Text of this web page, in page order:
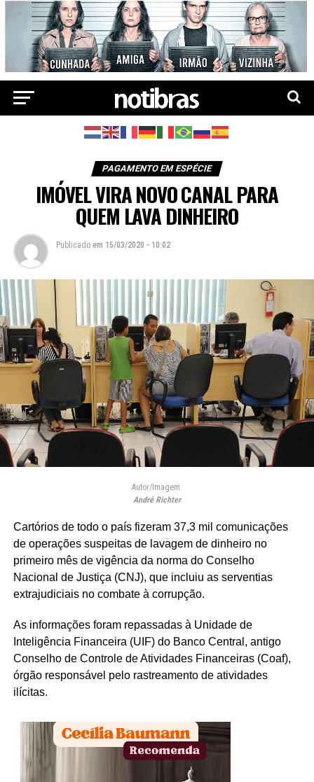
PAGAMENTO EM ESPÉCIE
IMÓVEL VIRA NOVO CANAL PARA
QUEM LAVA DINHEIRO
Publicado em 15/03/2020 - 10:02
Autor/Imagem:
André Richter
Cartórios de todo o país fizeram 37,3 mil comunicações
de operações suspeitas de lavagem de dinheiro no
primeiro mês de vigência da norma do Conselho
Nacional de Justiça (CNJ), que incluiu as serventias
extrajudiciais no combate à corrupção.
As informações foram repassadas à Unidade de
Inteligência Financeira (UIF) do Banco Central, antigo
Conselho de Controle de Atividades Financeiras (Coaf),
órgão responsável pelo rastreamento de atividades
ilícitas.